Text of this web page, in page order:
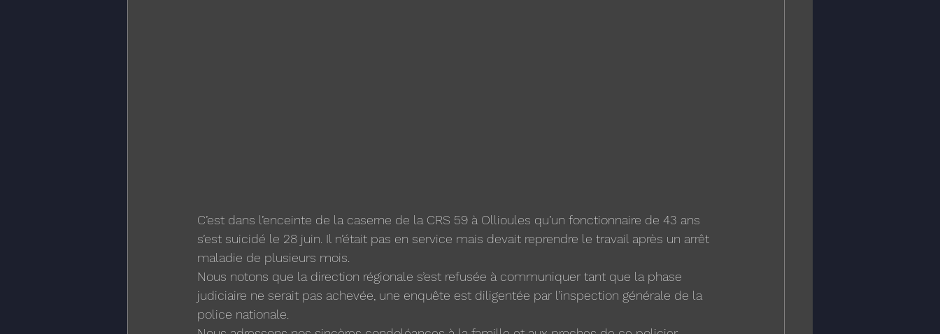
C’est dans l’enceinte de la caserne de la CRS 59 à Ollioules qu’un fonctionnaire de 43 ans
s’est suicidé le 28 juin. Il n’était pas en service mais devait reprendre le travail après un arrêt
maladie de plusieurs mois.
Nous notons que la direction régionale s’est refusée à communiquer tant que la phase
judiciaire ne serait pas achevée, une enquête est diligentée par l’inspection générale de la
police nationale.